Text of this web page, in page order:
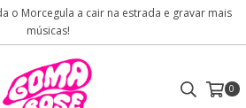
o Morcegula a cair na estrada e gravar mais
músicas!
0